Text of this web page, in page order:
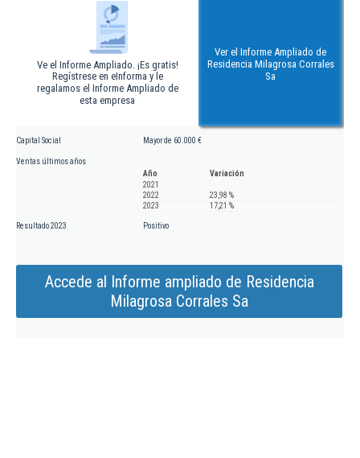
Ve el Informe Ampliado. ¡Es gratis!
Regístrese en eInforma y le
regalamos el Informe Ampliado de
esta empresa
Ver el Informe Ampliado de
Residencia Milagrosa Corrales
Sa
Capital Social Mayor de 60.000 €
Ventas últimos años
Año
Variación
2021
2022
23,98 %
2023
17,21 %
Resultado 2023 Positivo
Accede al Informe ampliado de Residencia
Milagrosa Corrales Sa